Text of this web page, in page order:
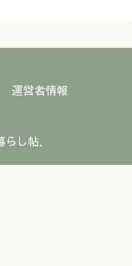
運営者情報
し帖.